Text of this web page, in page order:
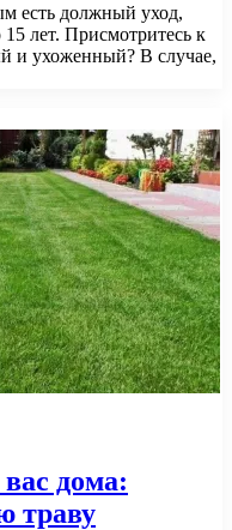
есть должный уход,
лет. Присмотритесь к
и ухоженный? В случае,
дома:
траву